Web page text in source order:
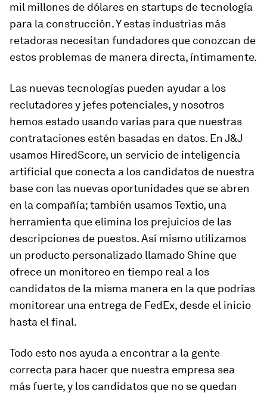
mil millones de dólares en startups de tecnología
para la construcción. Y estas industrias más
retadoras necesitan fundadores que conozcan de
estos problemas de manera directa, íntimamente.
Las nuevas tecnologías pueden ayudar a los
reclutadores y jefes potenciales, y nosotros
hemos estado usando varias para que nuestras
contrataciones estén basadas en datos. En J&J
usamos HiredScore, un servicio de inteligencia
artificial que conecta a los candidatos de nuestra
base con las nuevas oportunidades que se abren
en la compañía; también usamos Textio, una
herramienta que elimina los prejuicios de las
descripciones de puestos. Así mismo utilizamos
un producto personalizado llamado Shine que
ofrece un monitoreo en tiempo real a los
candidatos de la misma manera en la que podrías
monitorear una entrega de FedEx, desde el inicio
hasta el final.
Todo esto nos ayuda a encontrar a la gente
correcta para hacer que nuestra empresa sea
más fuerte, y los candidatos que no se quedan